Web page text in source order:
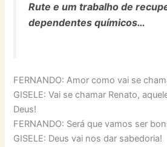
Rute e um trabalho de
dependentes químicos…
FERNANDO: Amor como vai se
GISELE: Vai se chamar Renato,
Deus!
FERNANDO: Será que vamos ser
GISELE: Deus vai nos dar sabedoria!